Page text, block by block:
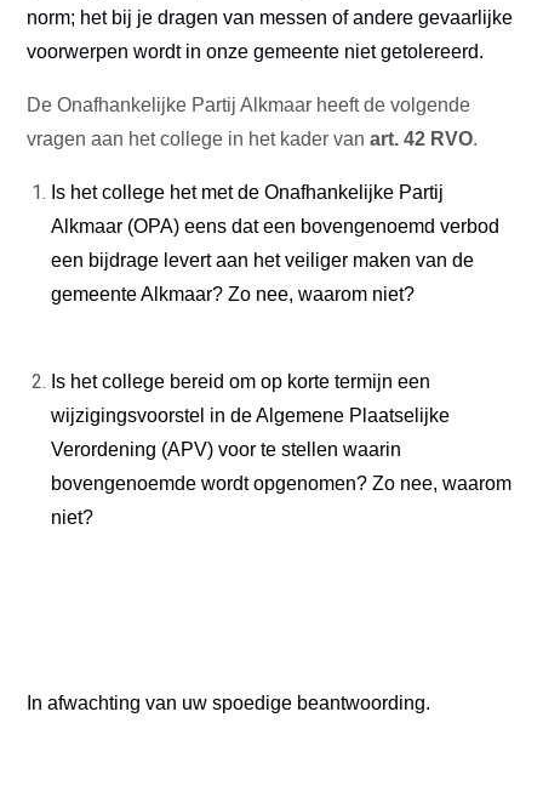
PARTIJ ALKMAAR
WAAR STAAN WIJ VOOR?
VERKIEZINGSPROGRAMMA
STANDPUNTEN
VRIENDELIJKE OVERHEID
ERFGOED
VEILIGHEID
ECONOMIE
GROEN
WONEN
CULTUUR EN KUNST
KLIMAAT
SOCIAAL
FINANCIËN
STRATEGISCHE POSITIE
FRACTIE
VICTOR KLOOS
GINO ZUCOTTI
TIM VAN KRALINGEN
norm; het bij je dragen van messen of andere gevaarlijke
voorwerpen wordt in onze gemeente niet getolereerd.
De Onafhankelijke Partij Alkmaar heeft de volgende
vragen aan het college in het kader vanart. 42 RVO.
Is het college het met de Onafhankelijke Partij
Alkmaar (OPA) eens dat een bovengenoemd verbod
een bijdrage levert aan het veiliger maken van de
gemeente Alkmaar? Zo nee, waarom niet?
Is het college bereid om op korte termijn een
wijzigingsvoorstel in de Algemene Plaatselijke
Verordening (APV) voor te stellen waarin
bovengenoemde wordt opgenomen? Zo nee, waarom
niet?
In afwachting van uw spoedige beantwoording.